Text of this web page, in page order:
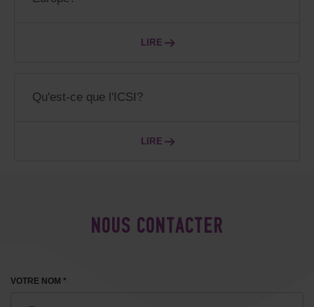
LIRE
Qu'est-ce que l'ICSI?
LIRE
NOUS CONTACTER
VOTRE NOM *